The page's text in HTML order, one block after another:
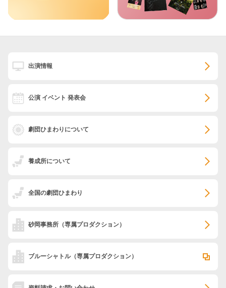
出演情報
公演 イベント 発表会
劇団ひまわりについて
養成所について
全国の劇団ひまわり
砂岡事務所 （専属プロダクション）
ブルーシャトル（専属プロダクション）